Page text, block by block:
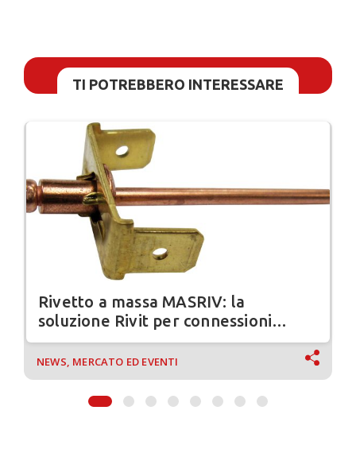
TI POTREBBERO INTERESSARE
Rivetto a massa MASRIV: la
soluzione Rivit per connessioni
elettriche sicure
NEWS, MERCATO ED EVENTI